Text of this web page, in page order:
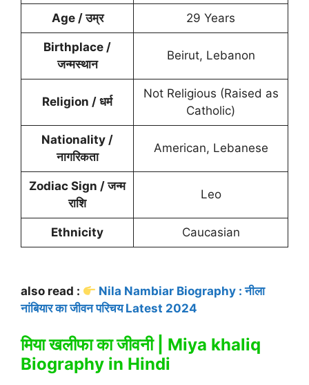
Age / उम्र 29 Years
Birthplace /
जन्मस्थान
Beirut, Lebanon
Religion / धर्म
Not Religious (Raised as
Catholic)
Nationality /
नागरिकता
American, Lebanese
Zodiac Sign / जन्म
राशि
Leo
Ethnicity Caucasian
also read :
Nila Nambiar Biography : नीला
नांबियार का जीवन परिचय Latest 2024
मिया खलीफा का जीवनी | Miya khaliq
Biography in Hindi